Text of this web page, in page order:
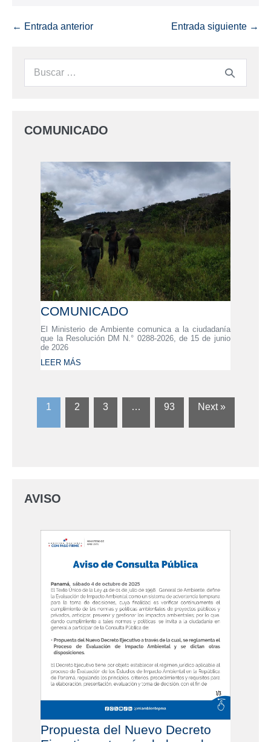
← Entrada anterior Entrada siguiente →
COMUNICADO
COMUNICADO
El Ministerio de Ambiente comunica a la ciudadanía
que la Resolución DM N.° 0288-2026, de 15 de junio
de 2026
LEER MÁS
1 2 3 … 93 Next »
AVISO
Propuesta del Nuevo Decreto